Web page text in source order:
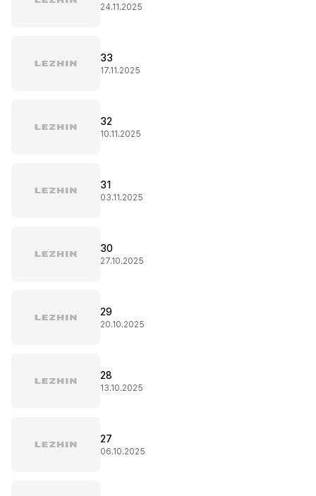
24.11.2025
33
17.11.2025
32
10.11.2025
31
03.11.2025
30
27.10.2025
29
20.10.2025
28
13.10.2025
27
06.10.2025